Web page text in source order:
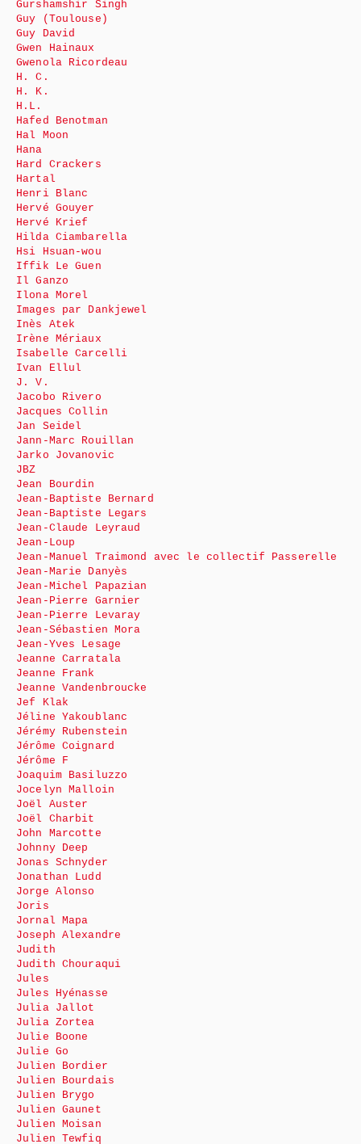
Gurshamshir Singh
Guy (Toulouse)
Guy David
Gwen Hainaux
Gwenola Ricordeau
H. C.
H. K.
H.L.
Hafed Benotman
Hal Moon
Hana
Hard Crackers
Hartal
Henri Blanc
Hervé Gouyer
Hervé Krief
Hilda Ciambarella
Hsi Hsuan-wou
Iffik Le Guen
Il Ganzo
Ilona Morel
Images par Dankjewel
Inès Atek
Irène Mériaux
Isabelle Carcelli
Ivan Ellul
J. V.
Jacobo Rivero
Jacques Collin
Jan Seidel
Jann-Marc Rouillan
Jarko Jovanovic
JBZ
Jean Bourdin
Jean-Baptiste Bernard
Jean-Baptiste Legars
Jean-Claude Leyraud
Jean-Loup
Jean-Manuel Traimond avec le collectif Passerelle
Jean-Marie Danyès
Jean-Michel Papazian
Jean-Pierre Garnier
Jean-Pierre Levaray
Jean-Sébastien Mora
Jean-Yves Lesage
Jeanne Carratala
Jeanne Frank
Jeanne Vandenbroucke
Jef Klak
Jéline Yakoublanc
Jérémy Rubenstein
Jérôme Coignard
Jérôme F
Joaquim Basiluzzo
Jocelyn Malloin
Joël Auster
Joël Charbit
John Marcotte
Johnny Deep
Jonas Schnyder
Jonathan Ludd
Jorge Alonso
Joris
Jornal Mapa
Joseph Alexandre
Judith
Judith Chouraqui
Jules
Jules Hyénasse
Julia Jallot
Julia Zortea
Julie Boone
Julie Go
Julien Bordier
Julien Bourdais
Julien Brygo
Julien Gaunet
Julien Moisan
Julien Tewfiq